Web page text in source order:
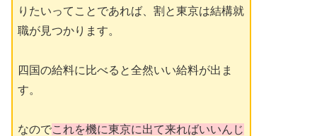
りたいってことであれば、割と東京は結構就
職が見つかります。
四国の給料に比べると全然いい給料が出ま
す。
なのでこれを機に東京に出て来ればいいんじ